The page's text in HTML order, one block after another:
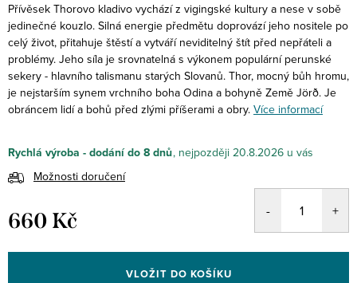
Přívěsek Thorovo kladivo vychází z vigingské kultury a nese v sobě
jedinečné kouzlo. Silná energie předmětu doprovází jeho nositele po
celý život, přitahuje štěstí a vytváří neviditelný štít před nepřáteli a
problémy. Jeho síla je srovnatelná s výkonem populární perunské
sekery - hlavního talismanu starých Slovanů. Thor, mocný bůh hromu,
je nejstarším synem vrchního boha Odina a bohyně Země Jörð. Je
obráncem lidí a bohů před zlými příšerami a obry. Více informací
Rychlá výroba - dodání do 8 dnů
20.8.2026
Možnosti doručení
660 Kč
cena:
VLOŽIT DO KOŠÍKU